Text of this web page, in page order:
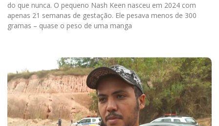
do que nunca. O pequeno Nash Keen nasceu em 2024 com
apenas 21 semanas de gestação. Ele pesava menos de 300
gramas – quase o peso de uma manga